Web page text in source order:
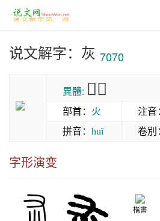
说文解字：灰 7070
異體: 𤆆灰
部首： 火 注音：
拼音： huī 卷別：
字形演变
楷書